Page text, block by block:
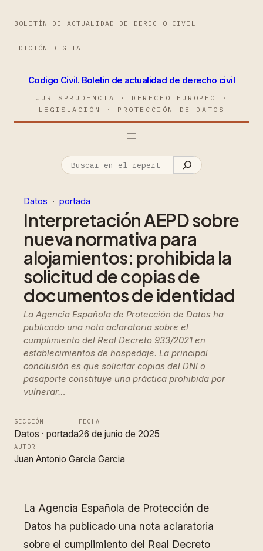
BOLETÍN DE ACTUALIDAD DE DERECHO CIVIL
EDICIÓN DIGITAL
Codigo Civil. Boletin de actualidad de derecho civil
JURISPRUDENCIA · DERECHO EUROPEO ·
LEGISLACIÓN · PROTECCIÓN DE DATOS
Datos
  ·
portada
Interpretación AEPD sobre
nueva normativa para
alojamientos: prohibida la
solicitud de copias de
documentos de identidad
La Agencia Española de Protección de Datos ha
publicado una nota aclaratoria sobre el
cumplimiento del Real Decreto 933/2021 en
establecimientos de hospedaje. La principal
conclusión es que solicitar copias del DNI o
pasaporte constituye una práctica prohibida por
vulnerar…
SECCIÓN
Datos · portada
FECHA
26 de junio de 2025
AUTOR
Juan Antonio Garcia Garcia
La Agencia Española de Protección de
Datos ha publicado una nota aclaratoria
sobre el cumplimiento del Real Decreto